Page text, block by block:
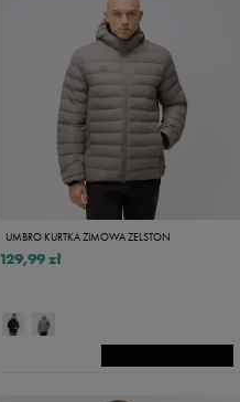
UMBRO KURTKA ZIMOWA ZELSTON
129,99 zł